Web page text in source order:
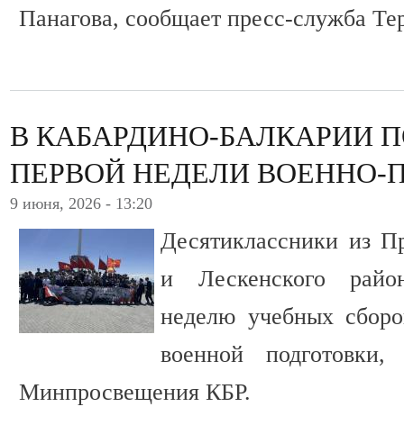
Панагова, сообщает пресс-служба
В КАБАРДИНО-БАЛКАРИИ
ПЕРВОЙ НЕДЕЛИ ВОЕННО-
9 июня, 2026 - 13:20
Десятиклассники из
и Лескенского
неделю учебных
военной
Минпросвещения КБР.